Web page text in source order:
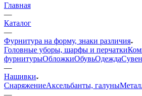
Главная
—
Каталог
—
Фурнитура на форму, знаки различия
Головные уборы, шарфы и перчатки
фурнитурыОбложкиОбувьОдежда
—
Нашивки
СнаряжениеАксельбанты, галуны
—